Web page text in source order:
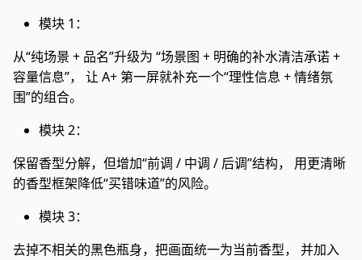
模块 1：
从“纯场景 + 品名”升级为 “场景图 + 明确的补水清洁承诺 +
容量信息”， 让 A+ 第一屏就补充一个“理性信息 + 情绪氛
围”的组合。
模块 2：
保留香型分解，但增加“前调 / 中调 / 后调”结构， 用更清晰
的香型框架降低“买错味道”的风险。
模块 3：
去掉不相关的黑色瓶身，把画面统一为当前香型， 并加入